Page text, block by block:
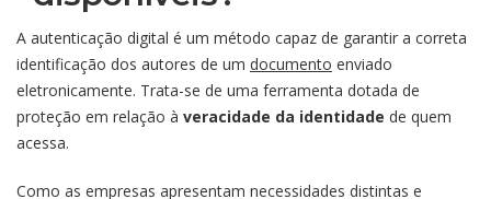
A autenticação digital é um método capaz de garantir a correta
identificação dos autores de um documento enviado
eletronicamente. Trata-se de uma ferramenta dotada de
proteção em relação à veracidade da identidade de quem
acessa.
Como as empresas apresentam necessidades distintas e